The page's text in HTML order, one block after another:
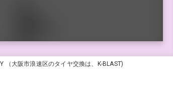
（大阪市浪速区のタイヤ交換は、K-BLAST)